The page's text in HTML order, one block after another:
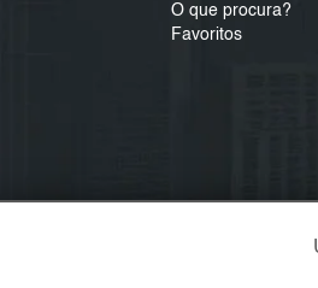
O que procura?
Favoritos